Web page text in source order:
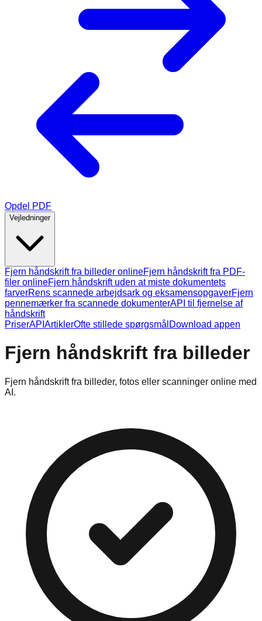
Opdel PDF
Vejledninger
Fjern håndskrift fra billeder onlineFjern håndskrift fra PDF-
filer onlineFjern håndskrift uden at miste dokumentets
farverRens scannede arbejdsark og eksamensopgaverFjern
pennemærker fra scannede dokumenterAPI til fjernelse af
håndskrift
PriserAPI ArtiklerOfte stillede spørgsmål Download appen
Fjern håndskrift fra billeder
Fjern håndskrift fra billeder, fotos eller scanninger online med
AI.